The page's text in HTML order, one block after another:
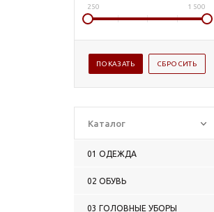
250 1 500
Каталог
01 ОДЕЖДА
02 ОБУВЬ
03 ГОЛОВНЫЕ УБОРЫ